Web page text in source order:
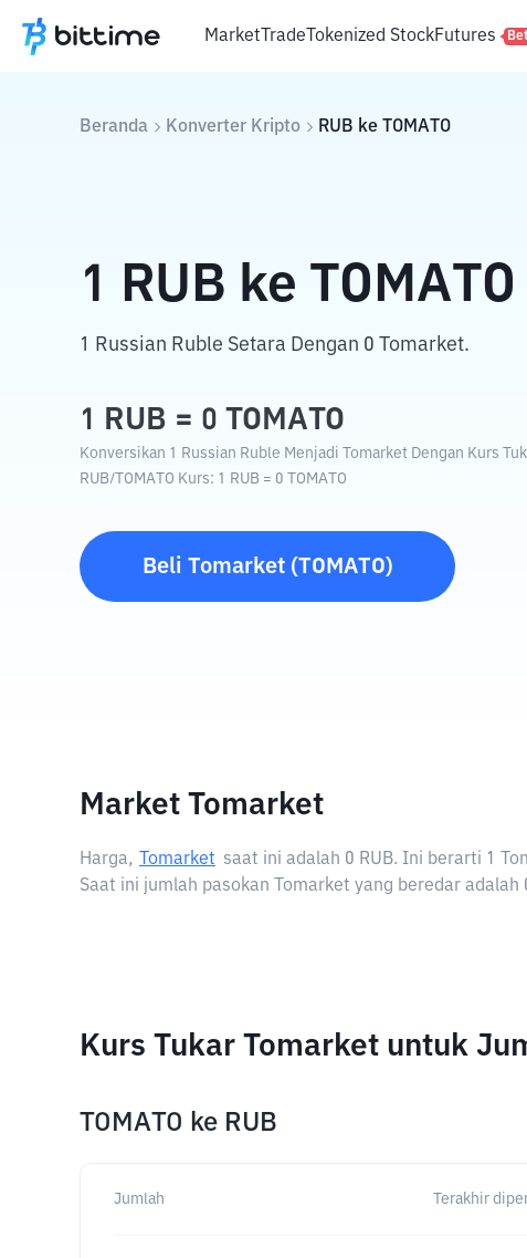
MarketTradeTokenized StockFutures
Beranda Konverter Kripto RUB ke TOMATO
1 RUB ke TOMATO
1 Russian Ruble Setara Dengan 0 Tomarket.
1 RUB = 0 TOMATO
Konversikan 1 Russian Ruble Menjadi Tomarket Dengan Kurs
RUB/ TOMATO Kurs: 1 RUB = 0 TOMATO
Beli Tomarket(TOMATO)
Market Tomarket
Harga, Tomarket saat ini adalah 0 RUB. Ini berarti 1
Saat ini jumlah pasokan Tomarket yang beredar
Kurs Tukar Tomarket untuk
TOMATO ke RUB
Jumlah Terakhir